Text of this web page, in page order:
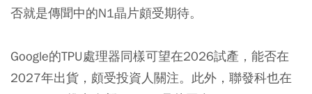
否就是傳聞中的N1晶片頗受期待。
Google的TPU處理器同樣可望在2026試產，能否在
2027年出貨，頗受投資人關注。此外，聯發科也在